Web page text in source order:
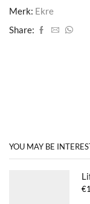
Merk: Ekre
Share:
YOU MAY BE
€